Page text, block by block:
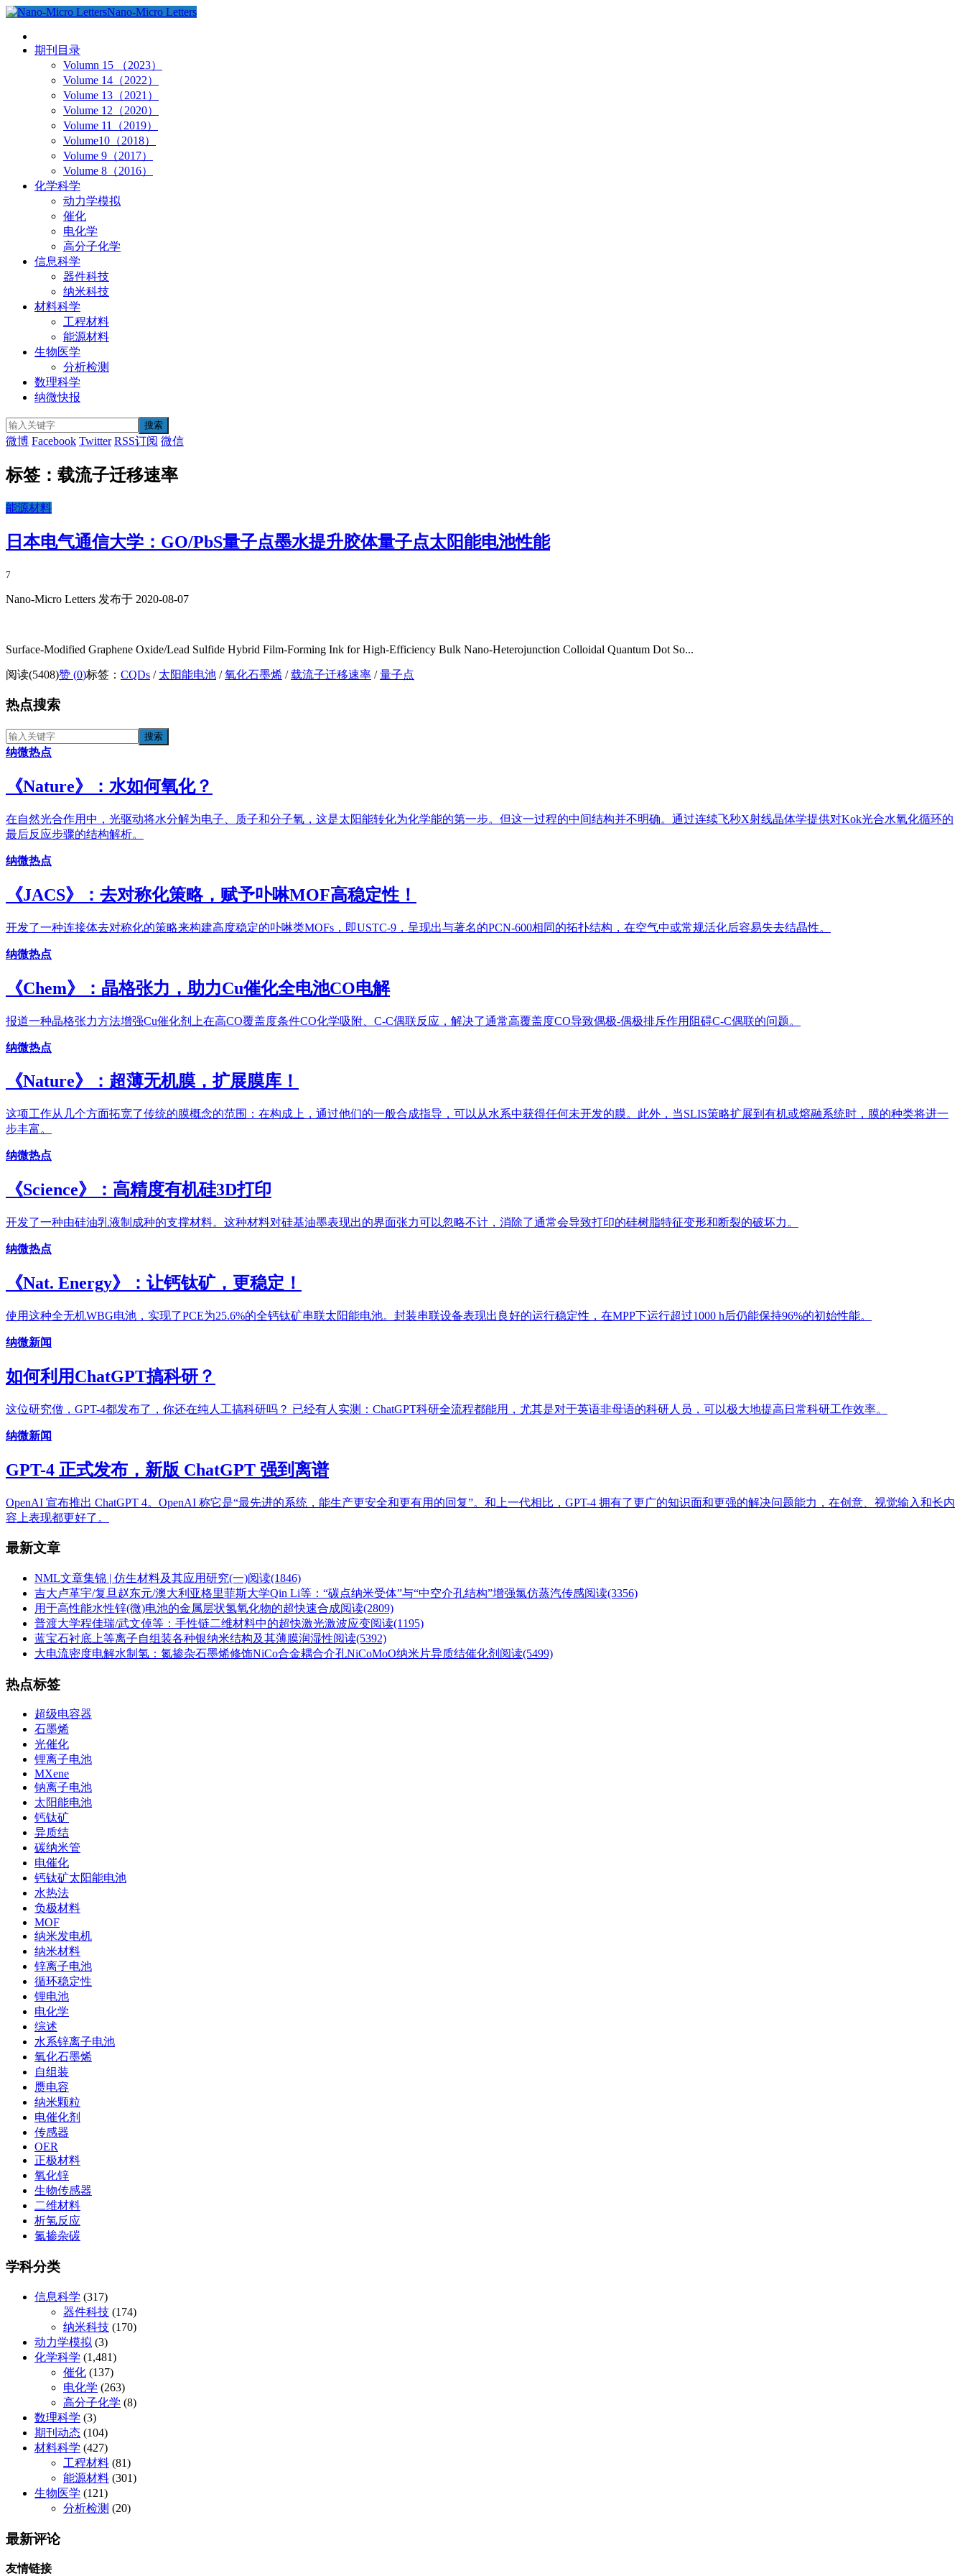
Nano-Micro Letters
期刊目录
Volumn 15 （2023）
Volume 14（2022）
Volume 13（2021）
Volume 12（2020）
Volume 11（2019）
Volume10（2018）
Volume 9（2017）
Volume 8（2016）
化学科学
动力学模拟
催化
电化学
高分子化学
信息科学
器件科技
纳米科技
材料科学
工程材料
能源材料
生物医学
分析检测
数理科学
纳微快报
微博 Facebook Twitter RSS订阅 微信
标签：载流子迁移速率
能源材料
日本电气通信大学：GO/PbS量子点墨水提升胶体量子点太阳能电池性能
7
Nano-Micro Letters 发布于 2020-08-07
Surface‑Modified Graphene Oxide/Lead Sulfide Hybrid Film‑Forming Ink for High‑Efficiency Bulk Nano‑Heterojunction Colloidal Quantum Dot So...
阅读(5408)赞 (0)标签： CQDs / 太阳能电池 /氧化石墨烯 /载流子迁移速率 /量子点
热点搜索
纳微热点
《​Nature》：水如何氧化？
在自然光合作用中，光驱动将水分解为电子、质子和分子氧，这是太阳能转化为化学能的第一步。但这一过程的中间结构并不明确。通过连续飞秒X射线晶体学提供对Kok光合水氧化循环的
最后反应步骤的结构解析。
纳微热点
《JACS》：去对称化策略，赋予卟啉MOF高稳定性！
开发了一种连接体去对称化的策略来构建高度稳定的卟啉类MOFs，即USTC-9，呈现出与著名的PCN-600相同的拓扑结构，在空气中或常规活化后容易失去结晶性。
纳微热点
《Chem》：晶格张力，助力Cu催化全电池CO电解
报道一种晶格张力方法增强Cu催化剂上在高CO覆盖度条件CO化学吸附、C-C偶联反应，解决了通常高覆盖度CO导致偶极-偶极排斥作用阻碍C-C偶联的问题。
纳微热点
《Nature》：超薄无机膜，扩展膜库！
这项工作从几个方面拓宽了传统的膜概念的范围：在构成上，通过他们的一般合成指导，可以从水系中获得任何未开发的膜。此外，当SLIS策略扩展到有机或熔融系统时，膜的种类将进一
步丰富。
纳微热点
《Science》：高精度有机硅3D打印
开发了一种由硅油乳液制成种的支撑材料。这种材料对硅基油墨表现出的界面张力可以忽略不计，消除了通常会导致打印的硅树脂特征变形和断裂的破坏力。
纳微热点
《Nat. Energy》：让钙钛矿，更稳定！
使用这种全无机WBG电池，实现了PCE为25.6%的全钙钛矿串联太阳能电池。封装串联设备表现出良好的运行稳定性，在MPP下运行超过1000 h后仍能保持96%的初始性能。
纳微新闻
如何利用ChatGPT搞科研？
这位研究僧，GPT-4都发布了，你还在纯人工搞科研吗？ 已经有人实测：ChatGPT科研全流程都能用，尤其是对于英语非母语的科研人员，可以极大地提高日常科研工作效率。
纳微新闻
GPT-4 正式发布，新版 ChatGPT 强到离谱
OpenAI 宣布推出 ChatGPT 4。OpenAI 称它是“最先进的系统，能生产更安全和更有用的回复”。和上一代相比，GPT-4 拥有了更广的知识面和更强的解决问题能力，在创意、视觉输入和长内
容上表现都更好了。
最新文章
NML文章集锦 | 仿生材料及其应用研究(一)阅读(1846)
吉大卢革宇/复旦赵东元/澳大利亚格里菲斯大学Qin Li等：“碳点纳米受体”与“中空介孔结构”增强氯仿蒸汽传感阅读(3356)
用于高性能水性锌(微)电池的金属层状氢氧化物的超快速合成阅读(2809)
普渡大学程佳瑞/武文倬等：手性链二维材料中的超快激光激波应变阅读(1195)
蓝宝石衬底上等离子自组装各种银纳米结构及其薄膜润湿性阅读(5392)
大电流密度电解水制氢：氮掺杂石墨烯修饰NiCo合金耦合介孔NiCoMoO纳米片异质结催化剂 阅读(5499)
热点标签
超级电容器
石墨烯
光催化
锂离子电池
MXene
钠离子电池
太阳能电池
钙钛矿
异质结
碳纳米管
电催化
钙钛矿太阳能电池
水热法
负极材料
MOF
纳米发电机
纳米材料
锌离子电池
循环稳定性
锂电池
电化学
综述
水系锌离子电池
氧化石墨烯
自组装
赝电容
纳米颗粒
电催化剂
传感器
OER
正极材料
氧化锌
生物传感器
二维材料
析氢反应
氮掺杂碳
学科分类
信息科学 (317)
器件科技 (174)
纳米科技 (170)
动力学模拟 (3)
化学科学 (1,481)
催化 (137)
电化学 (263)
高分子化学 (8)
数理科学 (3)
期刊动态 (104)
材料科学 (427)
工程材料 (81)
能源材料 (301)
生物医学 (121)
分析检测 (20)
最新评论
友情链接